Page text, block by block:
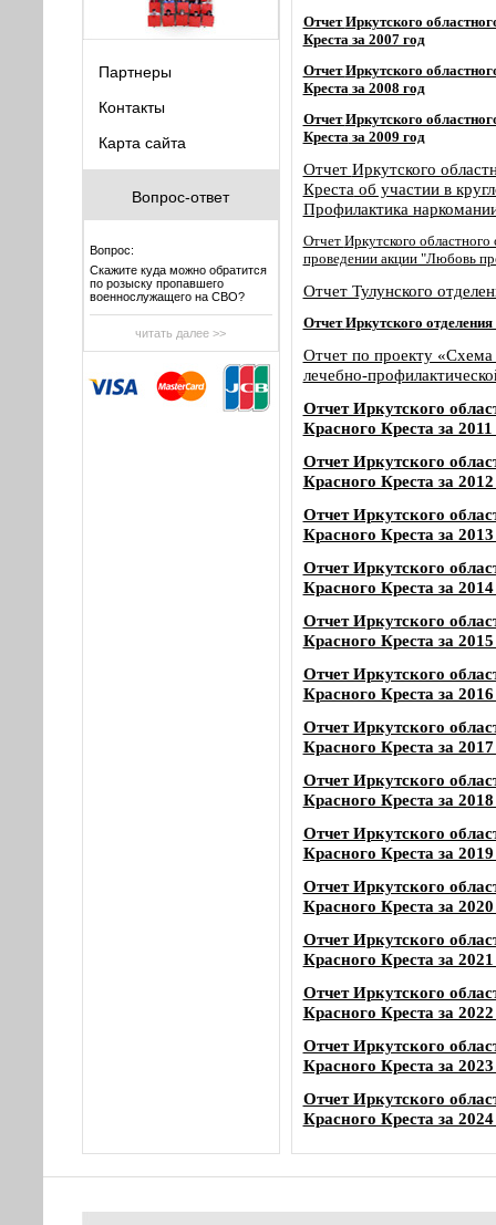
Партнеры
Контакты
Карта сайта
Вопрос-ответ
Вопрос:
Скажите куда можно обратится
по розыску пропавшего
военнослужащего на СВО?
читать далее >>
ОтчетИркутского
Крестаза 2007 год
ОтчетИркутского
Крестаза 2008 год
ОтчетИркутского
Крестаза 2009 год
Отчет Иркутского
Креста об участии в
Профилактика
Отчет Иркутского
проведении акции "Любовь
Отчет Тулунского
ОтчетИркутского
Отчет по проекту «Схема
лечебно-
Отчет Иркутского
Красного Креста за 2011
Отчет Иркутского
Красного Креста за 2012
Отчет Иркутского
Красного Креста за 2013
Отчет Иркутского
Красного Креста за 2014
Отчет Иркутского
Красного Креста за 2015
Отчет Иркутского
Красного Креста за 2016
Отчет Иркутского
Красного Креста за 2017
Отчет Иркутского
Красного Креста за 2018
Отчет Иркутского
Красного Креста за 2019
Отчет Иркутского
Красного Креста за 2020
Отчет Иркутского
Красного Креста за 2021
Отчет Иркутского
Красного Креста за 2022
Отчет Иркутского
Красного Креста за 2023
Отчет Иркутского
Красного Креста за 2024